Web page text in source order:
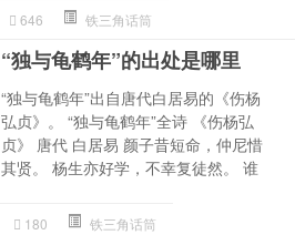
646 铁三角话筒
“独与龟鹤年”的出处是哪里
“独与龟鹤年”出自唐代白居易的《伤杨
弘贞》。 “独与龟鹤年”全诗 《伤杨弘
贞》 唐代 白居易 颜子昔短命，仲尼惜
其贤。 杨生亦好学，不幸复徒然。 谁
180 铁三角话筒